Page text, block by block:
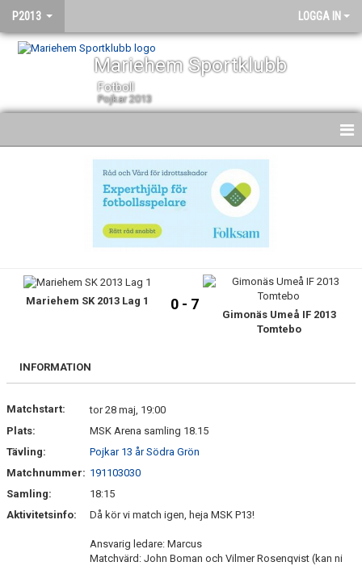
P2013 LOGGA IN
Mariehem Sportklubb
Fotboll
Pojkar 2013
TRUPPEN
DOKUMENT
KONTAKT
Mariehem SK 2013 Lag 1 0 - 7
Gimonäs Umeå IF 2013
Tomtebo
INFORMATION
Matchstart:
tor 28 maj, 19:00
Plats:
MSK Arena samling 18.15
Tävling:
Pojkar 13 år Södra Grön
Matchnummer: 191103030
Samling:
18:15
Aktivitetsinfo:
Då kör vi match igen, heja MSK P13!
Ansvarig ledare: Marcus
Matchvärd: John Boman och Vilmer Rosenqvist (kan ni